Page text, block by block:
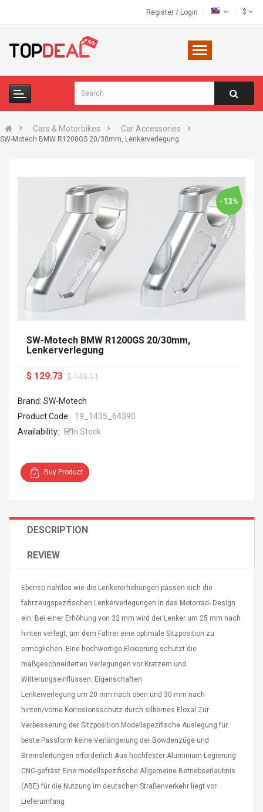
Register / Login $
Cars & Motorbikes Car Accessories
SW-Motech BMW R1200GS 20/30mm, Lenkerverlegung
Jasper
Strands,
Hole:
15.7"
Color
1.9% 6
Adapter 5v/2.1a Ac Usb
Wall Charger Travel
Adapter For Samsung
Mobile Universal Charging
$ 1.72
High Quality Retro Game
Tetris Cases For Iphone 6
Plus 6s 7 8 Plus TPU
Consoles Cover For
IPhone Cases
$ 11.43
Zdm 24 Key Ir Control
-13%
SW-Motech BMW R1200GS 20/30mm,
Lenkerverlegung
$ 129.73 $ 149.11
Brand: SW-Motech
Product Code:
19_1435_64390
Availability:
In Stock
Buy Product
DESCRIPTION
REVIEW
Ebenso nahtlos wie die Lenkererhöhungen passen sich die
fahrzeugspezifischen Lenkerverlegungen in das Motorrad- Design
ein. Bei einer Erhöhung von 32 mm wird der Lenker um 25 mm nach
hinten verlegt, um dem Fahrer eine optimale Sitzposition zu
ermöglichen. Eine hochwertige Eloxierung schützt die
maßgeschneiderten Verlegungen vor Kratzern und
Witterungseinflüssen. Eigenschaften
Lenkerverlegung um 20 mm nach oben und 30 mm nach
hinten/vorne Korrosionsschutz durch silbernes Eloxal Zur
Verbesserung der Sitzposition Modellspezifische Auslegung für
beste Passform keine Verlängerung der Bowdenzüge und
Bremsleitungen erforderlich Aus hochfester Aluminium-Legierung
CNC-gefräst Eine modellspezifische Allgemeine Betriebserlaubnis
(ABE) für die Nutzung im deutschen Straßenverkehr liegt vor.
Lieferumfang